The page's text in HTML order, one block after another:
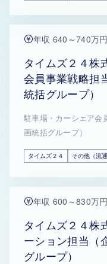
年収 640～740万円
タイムズ２４株
会員事業戦略担
統括グループ）
駐車場・カーシェア会
画統括グループ）
タイムズ２４ その他（流
年収 600～830万円
タイムズ２４株
ーション担当（
グループ）